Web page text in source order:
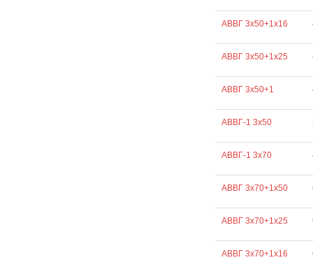
АВВГ 3х50+1х16
АВВГ 3х50+1х25
АВВГ 3х50+1
АВВГ-1 3х50
АВВГ-1 3х70
АВВГ 3х70+1х50
АВВГ 3х70+1х25
АВВГ 3х70+1х16